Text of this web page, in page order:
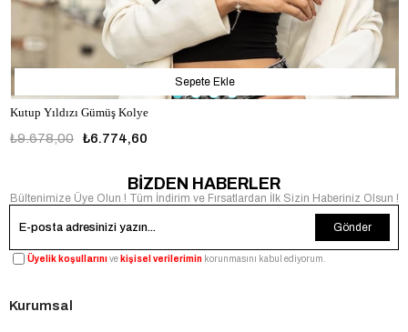
Kutup Yıldızı Gümüş Kolye
₺6.774,60
₺9.678,00
Sepete Ekle
BİZDEN HABERLER
Bültenimize Üye Olun ! Tüm İndirim ve Fırsatlardan İlk Sizin Haberiniz Olsun !
Gönder
Üyelik koşullarınıve kişisel verilerimin korunmasını kabul ediyorum.
Kurumsal